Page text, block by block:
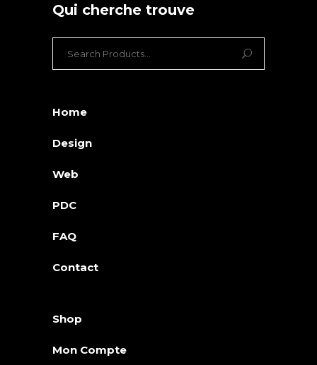
Qui cherche trouve
Home
Design
Web
PDC
FAQ
Contact
Shop
Mon Compte